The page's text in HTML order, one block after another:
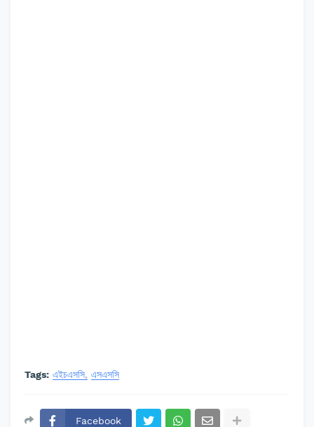
Tags: এইচএসসি এসএসসি
Facebook